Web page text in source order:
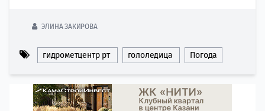
ЭЛИНА ЗАКИРОВА
гидрометцентр рт гололедица Погода